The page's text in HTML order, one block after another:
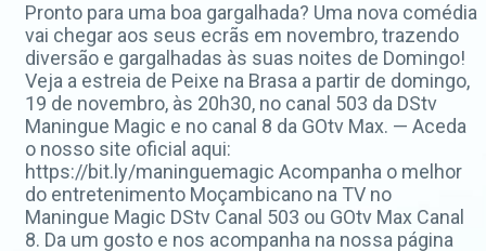
Pronto para uma boa gargalhada? Uma nova comédia
vai chegar aos seus ecrãs em novembro, trazendo
diversão e gargalhadas às suas noites de Domingo!
Veja a estreia de Peixe na Brasa a partir de domingo,
19 de novembro, às 20h30, no canal 503 da DStv
Maningue Magic e no canal 8 da GOtv Max. — Aceda
o nosso site oficial aqui:
https://bit.ly/maninguemagic Acompanha o melhor
do entretenimento Moçambicano na TV no
Maningue Magic DStv Canal 503 ou GOtv Max Canal
8. Da um gosto e nos acompanha na nossa página